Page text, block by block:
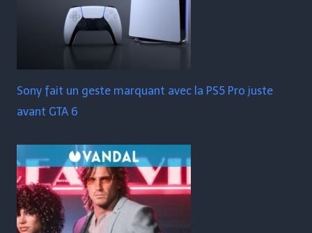
Sony fait un geste marquant avec la PS5 Pro juste
avant GTA 6